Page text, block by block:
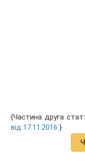
{Частина друга
від 17.11.2016 }